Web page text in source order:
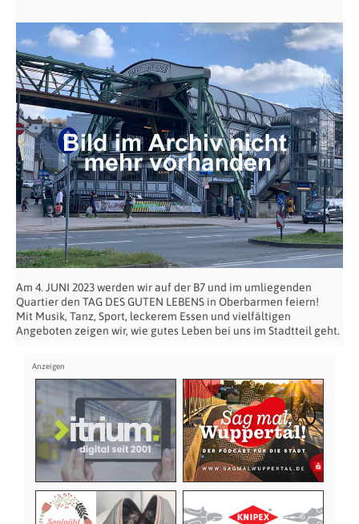
Am 4. JUNI 2023 werden wir auf der B7 und im umliegenden
Quartier den TAG DES GUTEN LEBENS in Oberbarmen feiern!
Mit Musik, Tanz, Sport, leckerem Essen und vielfältigen
Angeboten zeigen wir, wie gutes Leben bei uns im Stadtteil geht.